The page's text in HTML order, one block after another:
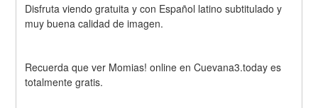
Disfruta viendo gratuita y con Español latino subtitulado y
muy buena calidad de imagen.
Recuerda que ver Momias! online en Cuevana3.today es
totalmente gratis.